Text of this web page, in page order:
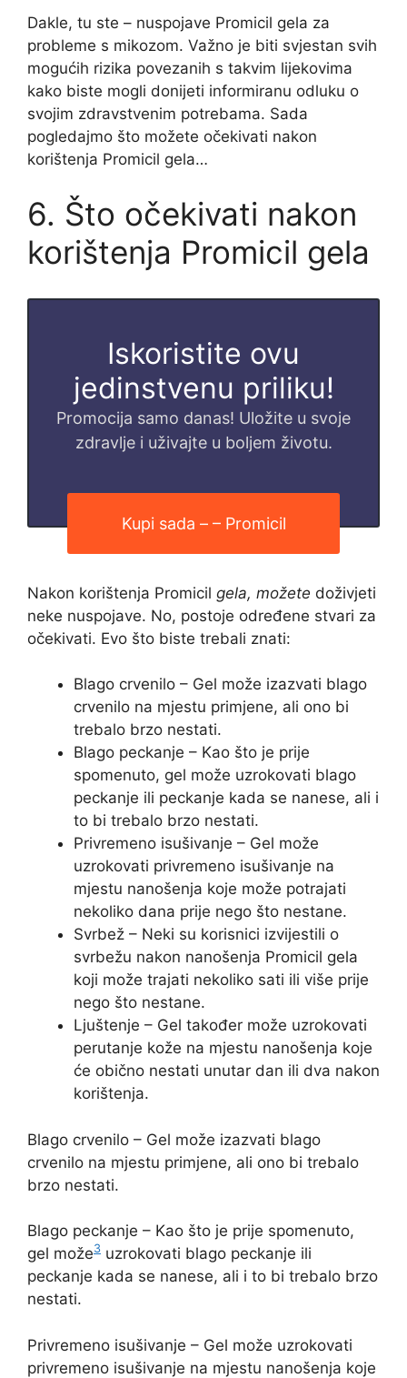
Dakle, tu ste – nuspojave Promicil gela za
probleme s mikozom. Važno je biti svjestan svih
mogućih rizika povezanih s takvim lijekovima
kako biste mogli donijeti informiranu odluku o
svojim zdravstvenim potrebama. Sada
pogledajmo što možete očekivati nakon
korištenja Promicil gela…
6. Što očekivati nakon
korištenja Promicil gela
Iskoristite ovu
jedinstvenu priliku!
Promocija samo danas! Uložite u svoje
zdravlje i uživajte u boljem životu.
Kupi sada – – Promicil
Nakon korištenja Promicil gela, možete doživjeti
neke nuspojave. No, postoje određene stvari za
očekivati. Evo što biste trebali znati:
Blago crvenilo – Gel može izazvati blago
crvenilo na mjestu primjene, ali ono bi
trebalo brzo nestati.
Blago peckanje – Kao što je prije
spomenuto, gel može uzrokovati blago
peckanje ili peckanje kada se nanese, ali i
to bi trebalo brzo nestati.
Privremeno isušivanje – Gel može
uzrokovati privremeno isušivanje na
mjestu nanošenja koje može potrajati
nekoliko dana prije nego što nestane.
Svrbež – Neki su korisnici izvijestili o
svrbežu nakon nanošenja Promicil gela
koji može trajati nekoliko sati ili više prije
nego što nestane.
Ljuštenje – Gel također može uzrokovati
perutanje kože na mjestu nanošenja koje
će obično nestati unutar dan ili dva nakon
korištenja.
Blago crvenilo – Gel može izazvati blago
crvenilo na mjestu primjene, ali ono bi trebalo
brzo nestati.
Blago peckanje – Kao što je prije spomenuto,
gel može3 uzrokovati blago peckanje ili
peckanje kada se nanese, ali i to bi trebalo brzo
nestati.
Privremeno isušivanje – Gel može uzrokovati
privremeno isušivanje na mjestu nanošenja koje